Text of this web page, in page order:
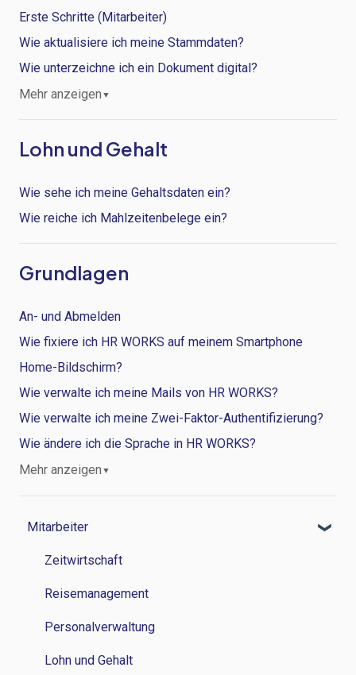
Erste Schritte (Mitarbeiter)
Wie aktualisiere ich meine Stammdaten?
Wie unterzeichne ich ein Dokument digital?
Mehr anzeigen ▼
Lohn und Gehalt
Wie sehe ich meine Gehaltsdaten ein?
Wie reiche ich Mahlzeitenbelege ein?
Grundlagen
An- und Abmelden
Wie fixiere ich HR WORKS auf meinem Smartphone
Home-Bildschirm?
Wie verwalte ich meine Mails von HR WORKS?
Wie verwalte ich meine Zwei-Faktor-Authentifizierung?
Wie ändere ich die Sprache in HR WORKS?
Mehr anzeigen ▼
Mitarbeiter
Zeitwirtschaft
Reisemanagement
Personalverwaltung
Lohn und Gehalt